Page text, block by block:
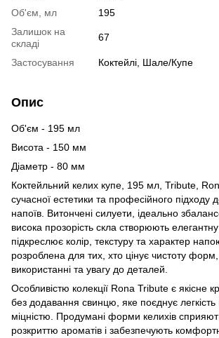
Об'єм, мл
195
Залишок на
складі
67
Застосування Коктейлі, Шале/Купе
Опис
Об'єм - 195 мл
Висота - 150 мм
Діаметр - 80 мм
Коктейльний келих купе, 195 мл, Tribute,
сучасної естетики та професійного підходу
напоїв. Витончені силуети, ідеально
висока прозорість скла створюють
підкреслює колір, текстуру та характер
розроблена для тих, хто цінує чистоту
використанні та увагу до деталей.
Особливістю колекції Rona Tribute є якісне
без додавання свинцю, яке поєднує легкість
міцністю. Продумані форми келихів
розкриттю ароматів і забезпечують